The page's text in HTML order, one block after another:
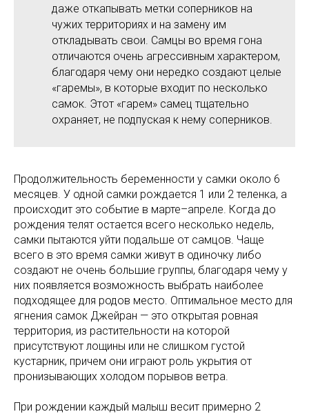
даже откапывать метки соперников на
чужих территориях и на замену им
откладывать свои. Самцы во время гона
отличаются очень агрессивным характером,
благодаря чему они нередко создают целые
«гаремы», в которые входит по несколько
самок. Этот «гарем» самец тщательно
охраняет, не подпуская к нему соперников.
Продолжительность беременности у самки около 6
месяцев. У одной самки рождается 1 или 2 теленка, а
происходит это событие в марте–апреле. Когда до
рождения телят остается всего несколько недель,
самки пытаются уйти подальше от самцов. Чаще
всего в это время самки живут в одиночку либо
создают не очень большие группы, благодаря чему у
них появляется возможность выбрать наиболее
подходящее для родов место. Оптимальное место для
ягнения самок Джейран — это открытая ровная
территория, из растительности на которой
присутствуют лощины или не слишком густой
кустарник, причем они играют роль укрытия от
пронизывающих холодом порывов ветра.
При рождении каждый малыш весит примерно 2